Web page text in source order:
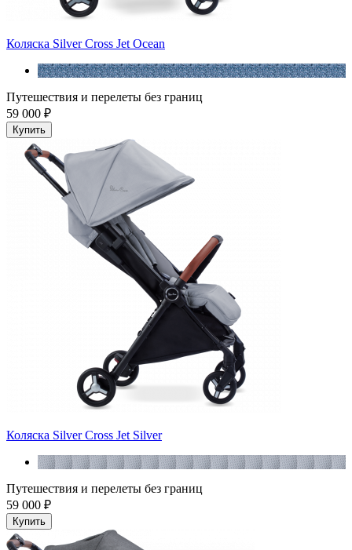
Коляска Silver Cross Jet Ocean
Путешествия и перелеты без границ
59 000 ₽
Купить
Коляска Silver Cross Jet Silver
Путешествия и перелеты без границ
59 000 ₽
Купить